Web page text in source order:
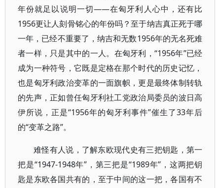
年份就足以说明一切——在匈牙利人心中，还有比
1956更让人刻骨铭心的年份吗？至于纳吉真正死于哪
一年，已经不重要了，纳吉和无数1956年的无名死难
者一样，只是其中的一人。在匈牙利，“1956年”已经
成为一种符号，它既是定格在那个时代的历史记忆，
也是匈牙利政治变革的一面旗帜，更是最终体制转轨
的先声，正如曾任匈牙利社工党政治局委员的波日高
伊所说，正是“1956年的匈牙利事件”催生了33年后
的“变革之路”。
难怪有人说，了解东欧现代史有三把钥匙，第一
把是“1947-1948年”，第三把是“1989年”，这两把钥
匙是东欧各国共有的，至于中间的这一把，各国有不